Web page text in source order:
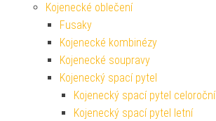
Kojenecké oblečení
Fusaky
Kojenecké kombinézy
Kojenecké soupravy
Kojenecký spací pytel
Kojenecký spací pytel celoroční
Kojenecký spací pytel letní